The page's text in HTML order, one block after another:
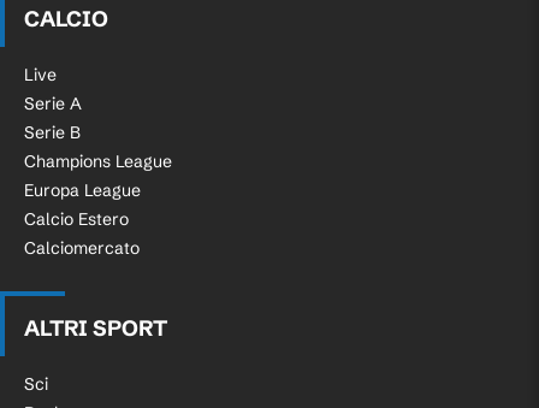
Pablo Fornals (Real Betis) conquista un
88'
87'
Tentativo fallito. Dani Raba (Valencia) un
tiro di sinistro da posizione molto
angolata sulla destra, un gol
completamente fuori bersaglio sulla
CALCIO
Live
Serie A
Serie B
Champions League
Europa League
Calcio Estero
Calciomercato
ALTRI SPORT
Sci